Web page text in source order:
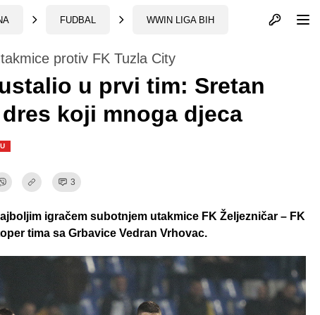
FUDBAL WWIN LIGA BIH Otvori profil
protiv FK Tuzla City
u prvi tim: Sretan
koji mnoga djeca
3
igračem subotnjem utakmice FK Željezničar – FK
tima sa Grbavice Vedran Vrhovac.